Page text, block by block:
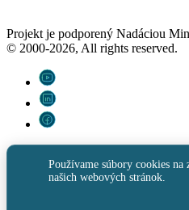
Projekt je podporený Nadáciou
© 2000-2026, All rights reserved.
Používame súbory cookies na
našich webových stránok.